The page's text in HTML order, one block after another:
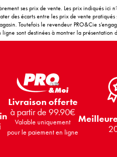
ses prix de vente. Les prix indiqués ici
des écarts entre les prix de vente
Toutefois le revendeur PRO&Cie
sont destinées à montrer la
Livraison offerte
à partir de 99.90€
Valable uniquement
pour le paiement en ligne